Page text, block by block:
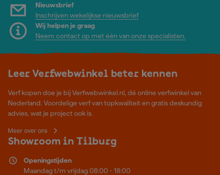
Nieuwsbrief
Inschrijven wekelijkse nieuwsbrief
Wij helpen je graag
Neem contact op met één van onze specialisten.
Leer Verfwebwinkel beter kennen
Verf kopen doe je bij Verfwebwinkel.nl, dé online verfwinkel van
Nederland. Voordelige verf van topkwaliteit en gratis deskundig
advies, wat je project ook is.
Meer over ons
Showroom in Tilburg
Openingstijden
Maandag t/m vrijdag 08:00 - 18:00